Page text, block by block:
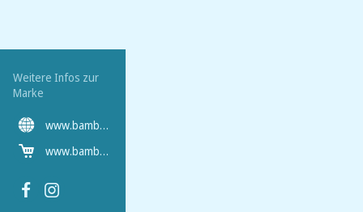
Weitere Infos zur
Marke
www.bambonature.de/de-de
www.bambonature.de/de-de